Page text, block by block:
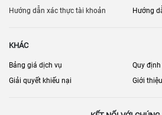
Hướng dẫn xác thực tài khoản
Hướng
KHÁC
Bảng giá dịch vụ
Quy
Giải quyết khiếu nại
Giới